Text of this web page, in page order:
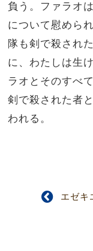
負う。ファラオ
について慰めら
隊も剣で殺され
に、わたしは生
ラオとそのすべ
剣で殺された者
われる。
エゼキ